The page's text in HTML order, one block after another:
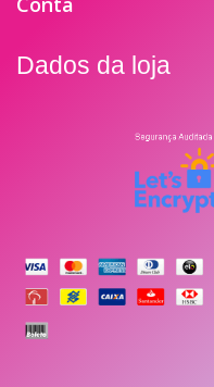
Dados da loja